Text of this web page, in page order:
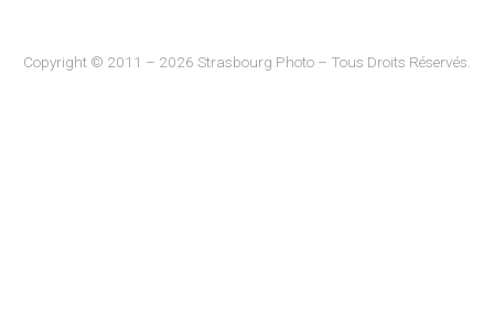
Copyright © 2011 – 2026 Strasbourg Photo – Tous Droits Réservés.